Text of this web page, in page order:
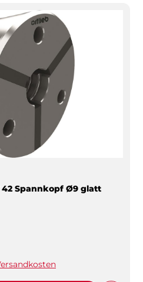
42 Spannkopf Ø9 glatt